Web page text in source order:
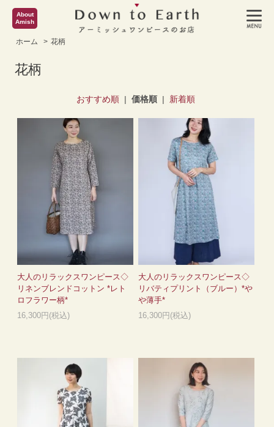
About
Amish
ホーム > 花柄
花柄
おすすめ順| 価格順| 新着順
大人のリラックスワンピース◇
リネンブレンドコットン *レト
ロフラワー柄*
16,300円(税込)
大人のリラックスワンピース◇
リバティプリント（ブルー）*や
や薄手*
16,300円(税込)